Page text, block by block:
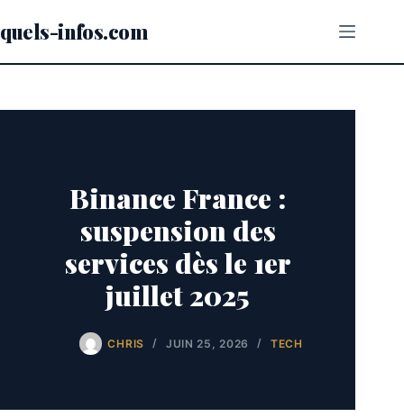
au
contenu
quels-infos.com
Binance France :
suspension des
services dès le 1er
juillet 2025
CHRIS JUIN 25, 2026 TECH